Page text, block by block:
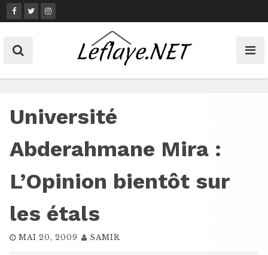
Skip
to
Université
Abderahmane Mira :
L’Opinion bientôt sur
les étals
MAI 20, 2009 SAMIR